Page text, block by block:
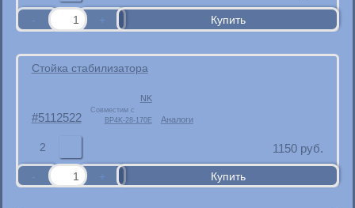
Стойка стабилизатора
5112522
NK
Совместим с
BP4K-28-170E
Аналоги
2 1150 руб.